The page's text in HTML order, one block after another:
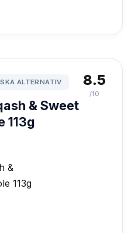
ALTERNATIV
& Sweet
113g
8.5
/10